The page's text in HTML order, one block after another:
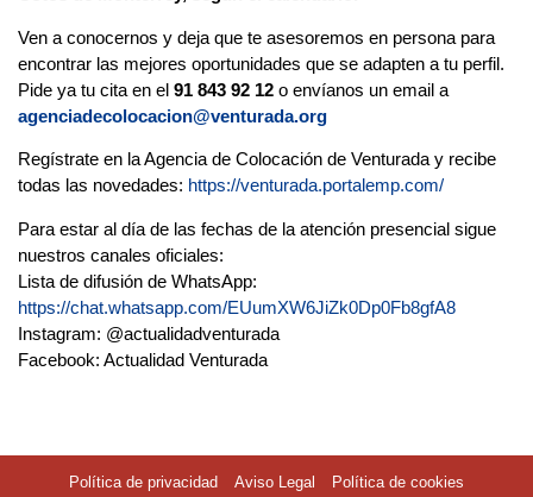
Ven a conocernos y deja que te asesoremos en persona para
encontrar las mejores oportunidades que se adapten a tu perfil.
Pide ya tu cita en el 91 843 92 12 o envíanos un email a
agenciadecolocacion@venturada.org
Regístrate en la Agencia de Colocación de Venturada y recibe
todas las novedades: https://venturada.portalemp.com/
Para estar al día de las fechas de la atención presencial sigue
nuestros canales oficiales:
Lista de difusión de WhatsApp:
https://chat.whatsapp.com/EUumXW6JiZk0Dp0Fb8gfA8
Instagram: @actualidadventurada
Facebook: Actualidad Venturada
Política de privacidad Aviso Legal Política de cookies